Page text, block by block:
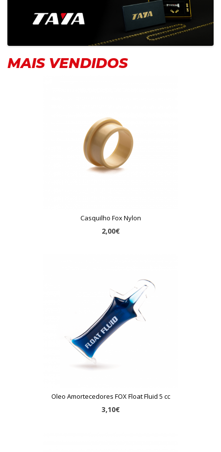
MAIS VENDIDOS
Casquilho Fox Nylon
2,00€
Oleo Amortecedores FOX Float Fluid 5 cc
3,10€